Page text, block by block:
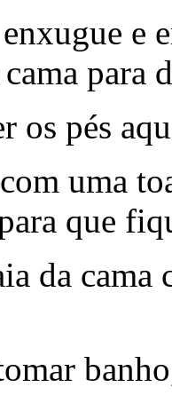
e
para
os pés
uma
que
da cama